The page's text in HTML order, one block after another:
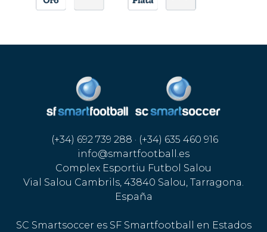
(+34) 692 739 288 · (+34) 635 460 916
info@smartfootball.es
Complex Esportiu Futbol Salou
Vial Salou Cambrils, 43840 Salou, Tarragona.
España
SC Smartsoccer es SF Smartfootball en Estados